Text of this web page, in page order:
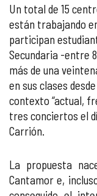
Un total de 15
están trabajando
participan
Secundaria -entre
más de una
en sus clases
contexto “actual,
tres conciertos el
Carrión.
La propuesta
Cantamor e,